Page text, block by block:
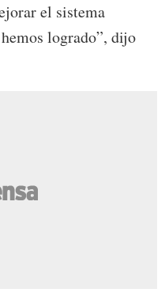
el sistema
logrado”, dijo